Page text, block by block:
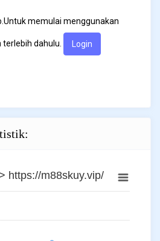
memulai menggunakan
dahulu. Login
https://m88skuy.vip/